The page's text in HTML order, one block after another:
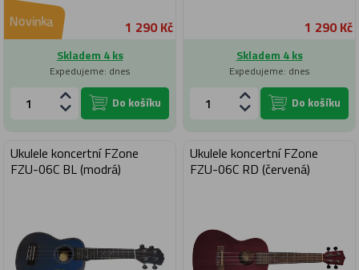
Novinka 1 290 Kč
Skladem 4 ks
Expedujeme: dnes
Do košíku
1 290 Kč
Skladem 4 ks
Expedujeme: dnes
Do košíku
Ukulele koncertní FZone
FZU-06C BL (modrá)
Ukulele koncertní FZone
FZU-06C RD (červená)